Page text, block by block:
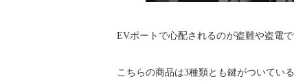
EVポートで心配されるのが盗難や盗電で
こちらの商品は3種類とも鍵がついてい